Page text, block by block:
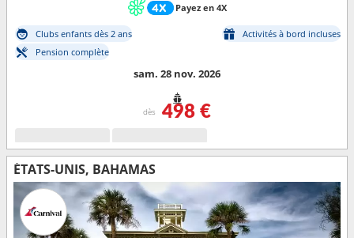
Payez en 4X
Clubs enfants dès 2 ans
Activités à bord incluses
Pension complète
sam. 28 nov. 2026
dès 498 €
ÉTATS-UNIS, BAHAMAS